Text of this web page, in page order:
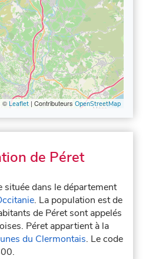
© Leaflet| Contributeurs OpenStreetMap
de Péret
située dans le département
. La population est de
de Péret sont appelés
Péret appartient à la
du Clermontais. Le code